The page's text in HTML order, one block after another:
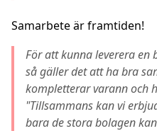
Samarbete är framtiden!
För att kunna leverera en
så gäller det att ha bra
kompletterar varann och
"Tillsammans kan vi
bara de stora bolagen